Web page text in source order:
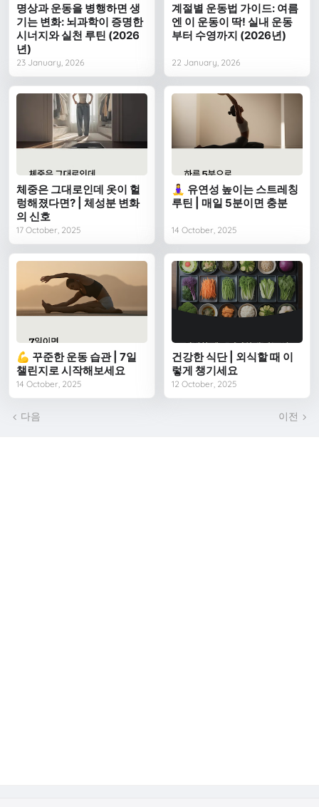
명상과 운동을 병행하면 생
기는 변화: 뇌과학이 증명한
시너지와 실천 루틴 (2026
년)
23 January, 2026
계절별 운동법 가이드: 여름
엔 이 운동이 딱! 실내 운동
부터 수영까지 (2026년)
22 January, 2026
체중은 그대로인데 옷이 헐
렁해졌다면? | 체성분 변화
의 신호
17 October, 2025
🧘‍♀️ 유연성 높이는 스트레칭
루틴 | 매일 5분이면 충분
14 October, 2025
💪 꾸준한 운동 습관 | 7일
챌린지로 시작해보세요
14 October, 2025
건강한 식단 | 외식할 때 이
렇게 챙기세요
12 October, 2025
다음 이전